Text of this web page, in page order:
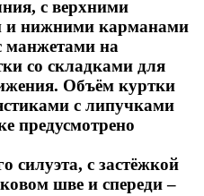
с верхними
и нижними карманами
манжетами на
со складками для
Объём куртки
с липучками
предусмотрено
силуэта, с застёжкой
шве и спереди –